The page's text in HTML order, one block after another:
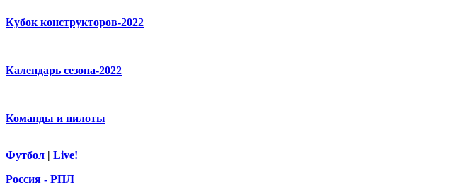
Кубок конструкторов-2022
Календарь сезона-2022
Команды и пилоты
Футбол | Live!
Россия - РПЛ